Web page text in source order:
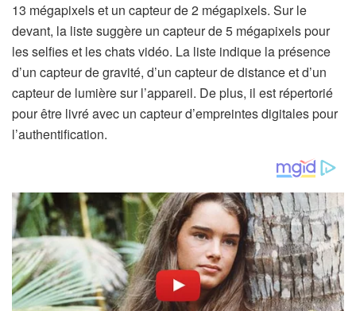
13 mégapixels et un capteur de 2 mégapixels. Sur le
devant, la liste suggère un capteur de 5 mégapixels pour
les selfies et les chats vidéo. La liste indique la présence
d’un capteur de gravité, d’un capteur de distance et d’un
capteur de lumière sur l’appareil. De plus, il est répertorié
pour être livré avec un capteur d’empreintes digitales pour
l’authentification.